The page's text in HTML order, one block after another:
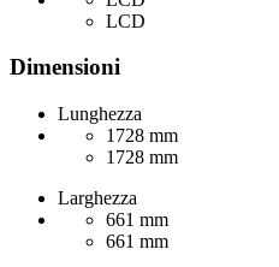
LCD
Dimensioni
Lunghezza
1728 mm
1728 mm
Larghezza
661 mm
661 mm